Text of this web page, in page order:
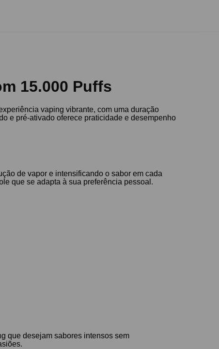
15.000 Puffs
vaping vibrante, com uma duração
e pré-ativado oferece praticidade e desempenho
de vapor e intensificando o sabor em cada
que se adapta à sua preferência pessoal.
que desejam sabores intensos sem